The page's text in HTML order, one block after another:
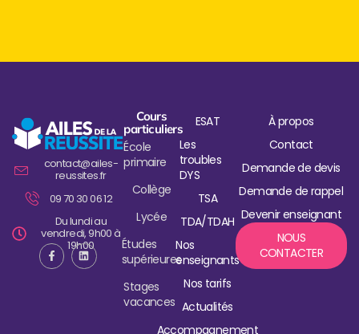
contact@ailes-
reussites.fr
09 70 30 06 12
Du lundi au
vendredi, 9h00 à
19h00
Cours
particuliers
École
primaire
Collège
Lycée
Études
supérieures
Stages
vacances
ESAT
Les
troubles
DYS
TSA
TDA/TDAH
Nos
enseignants
Nos tarifs
Actualités
Accompagnement
À propos
Contact
Demande de devis
Demande de rappel
Devenir enseignant
NOUS
CONTACTER